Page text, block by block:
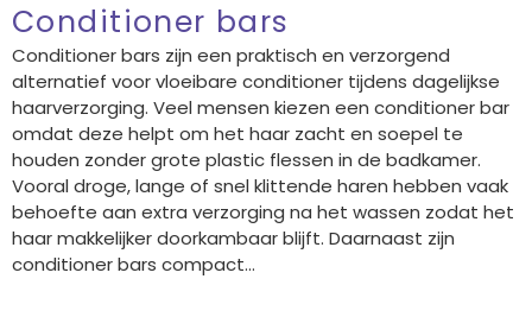
Conditioner bars
Conditioner bars zijn een praktisch en verzorgend
alternatief voor vloeibare conditioner tijdens dagelijkse
haarverzorging. Veel mensen kiezen een conditioner bar
omdat deze helpt om het haar zacht en soepel te
houden zonder grote plastic flessen in de badkamer.
Vooral droge, lange of snel klittende haren hebben vaak
behoefte aan extra verzorging na het wassen zodat het
haar makkelijker doorkambaar blijft. Daarnaast zijn
conditioner bars compact...